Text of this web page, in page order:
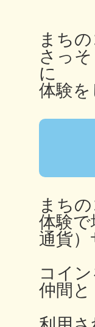
まち
さっ
に
体験を
まち
体験
通貨）
コイ
仲間